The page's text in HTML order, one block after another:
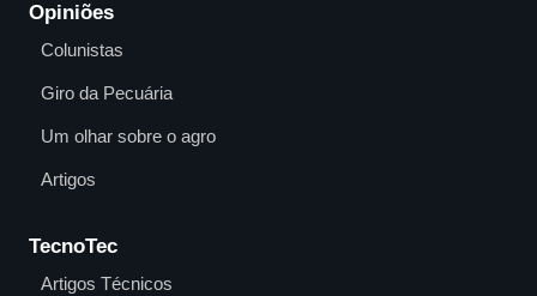
Opiniões
Colunistas
Giro da Pecuária
Um olhar sobre o agro
Artigos
TecnoTec
Artigos Técnicos